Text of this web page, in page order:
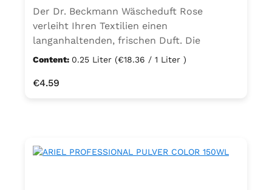
Der Dr. Beckmann Wäscheduft Rose
verleiht Ihren Textilien einen
langanhaltenden, frischen Duft. Die
Komposition mit speziell verkapseltem
nach dem Waschen ab, sondern auch dann,
verwöhnt Sie so - Tag für Tag. Das
Content: 0.25 Liter (€18.36 / 1 Liter )
Regular price:
€4.59